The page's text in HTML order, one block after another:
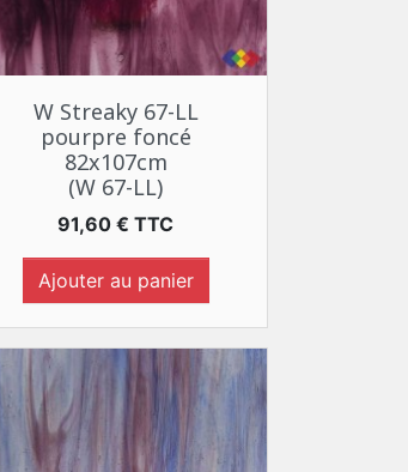
Aperçu rapide
W Streaky 67-LL
pourpre foncé
82x107cm
(W 67-LL)
Prix
91,60 € TTC
Ajouter au panier